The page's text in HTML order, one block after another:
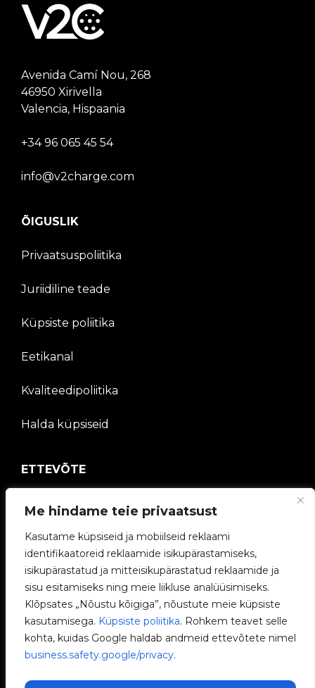
Me hindame teie privaatsust
Kasutame küpsiseid ja mobiilseid reklaami
identifikaatoreid reklaamide isikupärastamiseks,
isikupärastatud ja mitteisikupärastatud reklaamide ja
sisu esitamiseks ning meie liikluse analüüsimiseks.
Klõpsates „Nõustu kõigiga”, nõustute meie küpsiste
kasutamisega. Küpsiste poliitika. Rohkem teavet selle
kohta, kuidas Google haldab andmeid ettevõtete nimel
business.safety.google/privacy.
Avenida Camí Nou, 268
46950 Xirivella
Valencia, Hispaania
+34 96 065 45 54
info@v2charge.com
ÕIGUSLIK
Privaatsuspoliitika
Juriidiline teade
Küpsiste poliitika
Eetikanal
Kvaliteedipoliitika
Halda küpsiseid
ETTEVÕTE
V2C kogukond
Töötage meiega
e-Laadijad
V2C Power
V2C Cloud